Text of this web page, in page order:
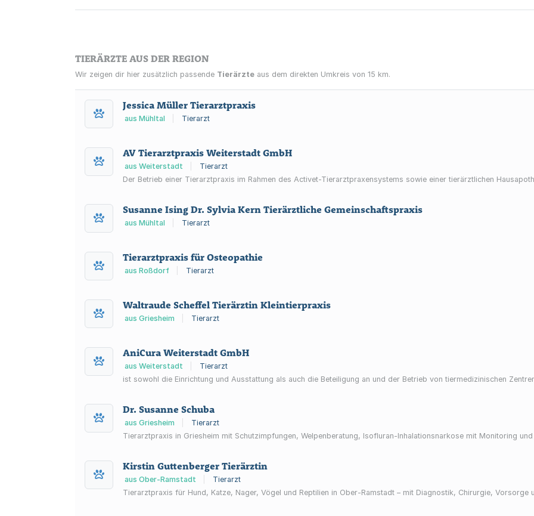
TIERÄRZTE AUS DER REGION
Wir zeigen dir hier zusätzlich passende Tierärzte aus dem direkten Umkreis von 15 km.
Jessica Müller Tierarztpraxis
aus Mühltal Tierarzt
AV Tierarztpraxis Weiterstadt GmbH
aus Weiterstadt
Tierarzt
Der Betrieb einer Tierarztpraxis im Rahmen des Activet-Tierarztpraxensystems sowie einer tierärztlichen
Susanne Ising Dr. Sylvia Kern Tierärztliche Gemeinschaftspraxis
aus Mühltal Tierarzt
Tierarztpraxis für Osteopathie
aus Roßdorf Tierarzt
Waltraude Scheffel Tierärztin Kleintierpraxis
aus Griesheim Tierarzt
AniCura Weiterstadt GmbH
aus Weiterstadt
Tierarzt
ist sowohl die Einrichtung und Ausstattung als auch die Beteiligung an und der Betrieb von tiermedizinischen
Dr. Susanne Schuba
aus Griesheim
Tierarzt
Tierarztpraxis in Griesheim mit Schutzimpfungen, Welpenberatung, Isofluran-Inhalationsnarkose mit Monitoring und
Kirstin Guttenberger Tierärztin
aus Ober-Ramstadt
Tierarzt
Tierarztpraxis für Hund, Katze, Nager, Vögel und Reptilien in Ober-Ramstadt – mit Diagnostik, Chirurgie, Vorsorge